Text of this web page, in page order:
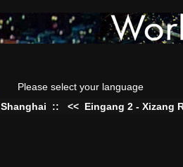
Please select your language
Shanghai :: << Eingang 2 - Xizang